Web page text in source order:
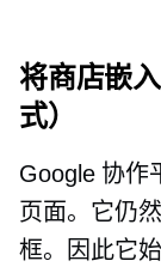
将商店嵌
式）
Google 协作
页面。它仍
框。因此它